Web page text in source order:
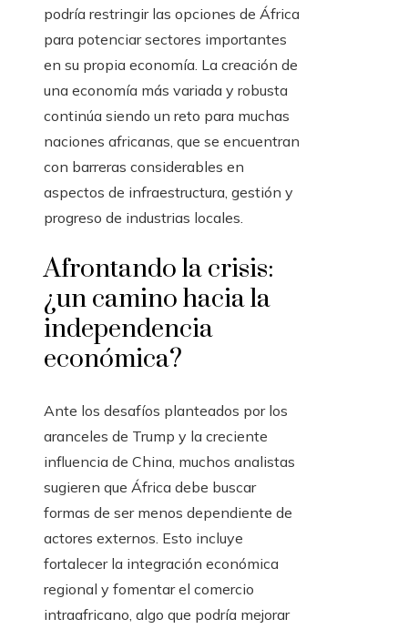
podría restringir las opciones de África
para potenciar sectores importantes
en su propia economía. La creación de
una economía más variada y robusta
continúa siendo un reto para muchas
naciones africanas, que se encuentran
con barreras considerables en
aspectos de infraestructura, gestión y
progreso de industrias locales.
Afrontando la crisis:
¿un camino hacia la
independencia
económica?
Ante los desafíos planteados por los
aranceles de Trump y la creciente
influencia de China, muchos analistas
sugieren que África debe buscar
formas de ser menos dependiente de
actores externos. Esto incluye
fortalecer la integración económica
regional y fomentar el comercio
intraafricano, algo que podría mejorar